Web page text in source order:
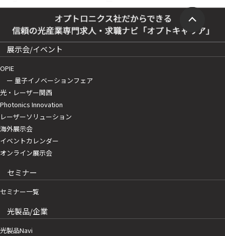
展示会/イベント
OPIE
ー 量子イノベーションフェア
光・レーザー関西
Photonics Innovation
レーザーソリューション
海外展示会
イベントカレンダー
オンライン展示会
セミナー
セミナー一覧
光製品/企業
光製品Navi